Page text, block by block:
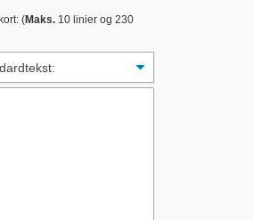
(Maks.10 linier og 230